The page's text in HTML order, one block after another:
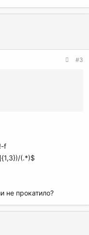
#3
f
(.*)$
не прокатило?